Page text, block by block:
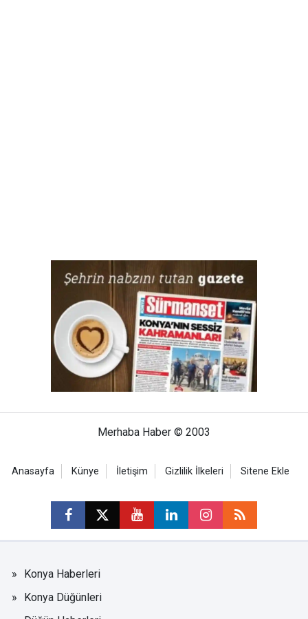
Merhaba Haber © 2003
Anasayfa Künye İletişim Gizlilik İlkeleri Sitene Ekle
Konya Haberleri
Konya Düğünleri